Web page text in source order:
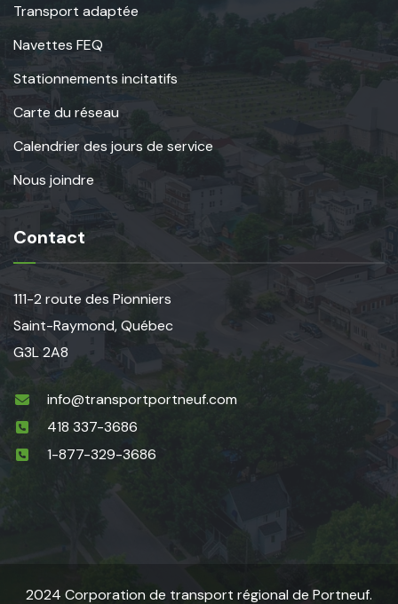
Transport adaptée
Navettes FEQ
Stationnements incitatifs
Carte du réseau
Calendrier des jours de service
Nous joindre
Contact
111-2 route des Pionniers
Saint-Raymond, Québec
G3L 2A8
info@transportportneuf.com
418 337-3686
1-877-329-3686
2024 Corporation de transport régional de Portneuf.